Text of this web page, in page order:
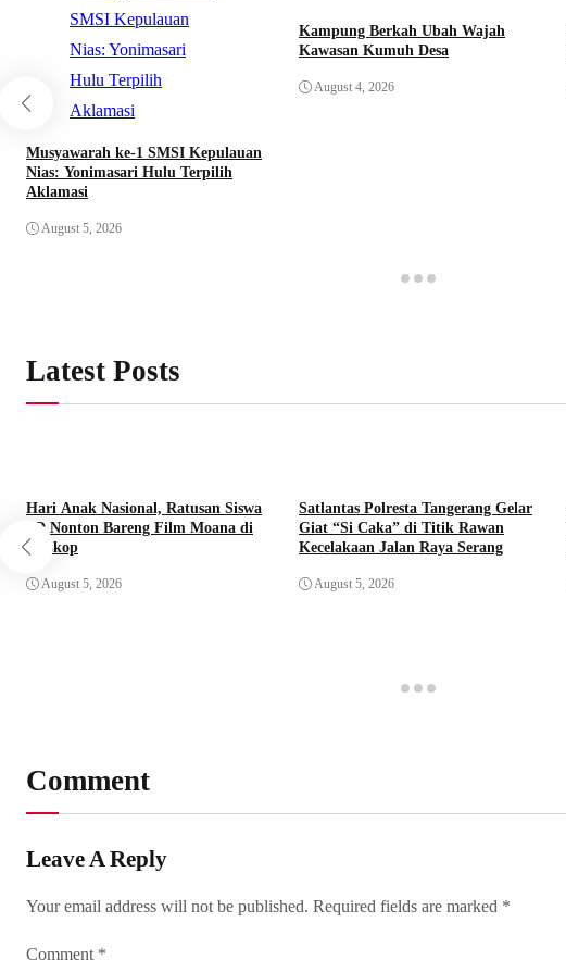
Musyawarah ke-1 SMSI Kepulauan
Nias: Yonimasari Hulu Terpilih
Aklamasi
August 5, 2026
Kampung Berkah Ubah Wajah
Kawasan Kumuh Desa
August 4, 2026
Latest Posts
Hari Anak Nasional, Ratusan Siswa
SD Nonton Bareng Film Moana di
Bioskop
August 5, 2026
Satlantas Polresta Tangerang Gelar
Giat “Si Caka” di Titik Rawan
Kecelakaan Jalan Raya Serang
August 5, 2026
Comment
Leave A Reply
Your email address will not be published. Required fields are marked *
Comment *